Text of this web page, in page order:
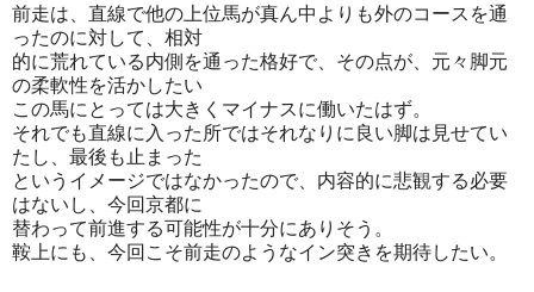
前走は、直線で他の上位馬が真ん中よりも外のコースを通
ったのに対して、相対
的に荒れている内側を通った格好で、その点が、元々脚元
の柔軟性を活かしたい
この馬にとっては大きくマイナスに働いたはず。
それでも直線に入った所ではそれなりに良い脚は見せてい
たし、最後も止まった
というイメージではなかったので、内容的に悲観する必要
はないし、今回京都に
替わって前進する可能性が十分にありそう。
鞍上にも、今回こそ前走のようなイン突きを期待したい。